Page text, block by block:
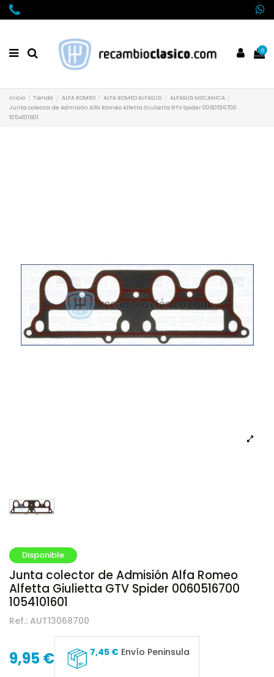
0
Inicio Tienda ALFA ROMEO ALFA ROMEO ALFASUD
ALFASUD MECANICA
Junta colector de Admisión Alfa Romeo Alfetta Giulietta GTV Spider 0060516700
1054101601
Disponible
Junta colector de Admisión Alfa Romeo
Alfetta Giulietta GTV Spider 0060516700
1054101601
Ref.: AUT13068700
9,95 € 7,45 € Envío Peninsula